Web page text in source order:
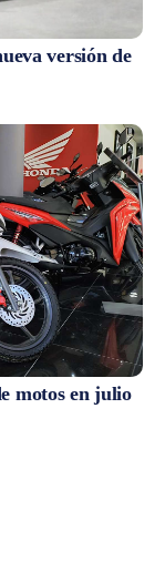
versión de
motos en julio